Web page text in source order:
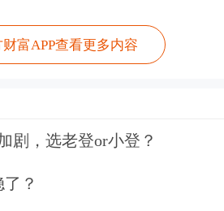
、中信证券。
新财富在统计参评名单
未发布退出评选声明，
富APP查看更多内容
剧，选老登or小登？
？